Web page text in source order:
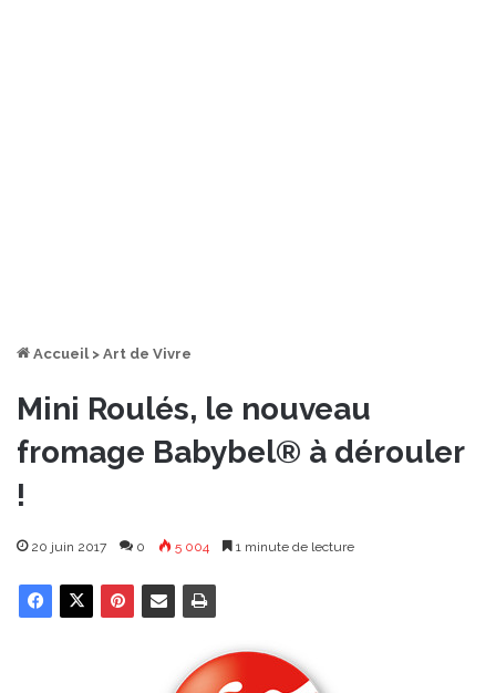
Accueil > Art de Vivre
Mini Roulés, le nouveau
fromage Babybel® à dérouler
!
20 juin 2017 0 5 004 1 minute de lecture